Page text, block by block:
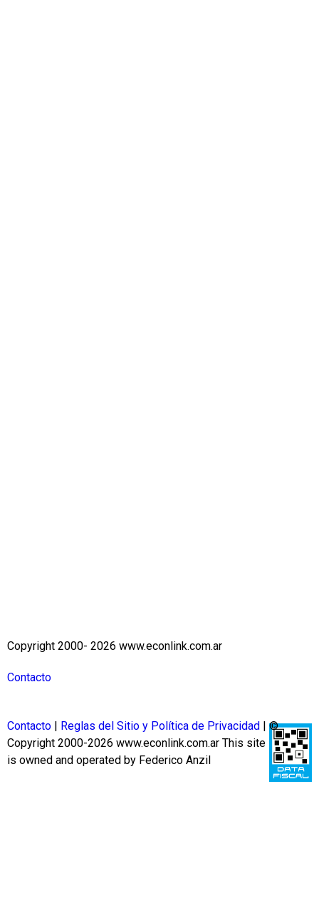
Copyright 2000- 2026 www.econlink.com.ar
Contacto
Contacto Reglas del Sitio y Política de Privacidad
| ©
Copyright 2000-2026 www.econlink.com.ar This site
is owned and operated by Federico Anzil